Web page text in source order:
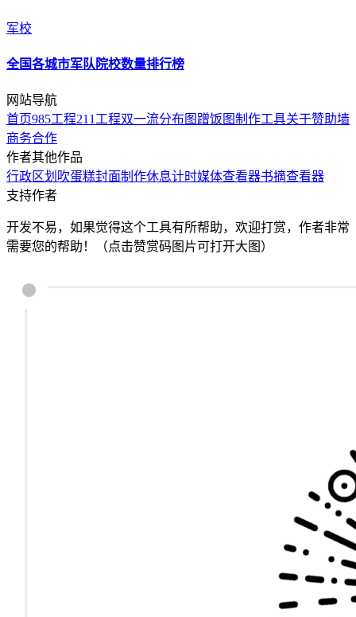
军校
全国各城市军队院校数量排行榜
网站导航
首页985工程211工程双一流分布图 蹭饭图制作工具关于赞助墙
商务合作
作者其他作品
行政区划 吹蛋糕封面制作休息计时媒体查看器书摘查看器
支持作者
开发不易，如果觉得这个工具有所帮助，欢迎打赏，作者非常
需要您的帮助！（点击赞赏码图片可打开大图）